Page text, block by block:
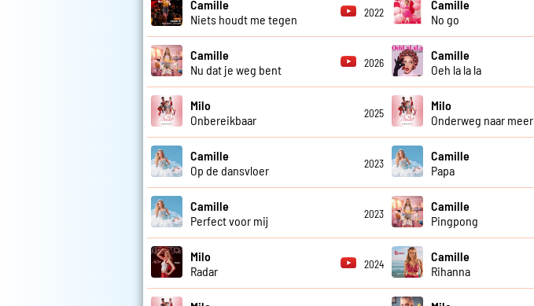
Camille
Niets houdt me tegen
2022
Camille
No go
Camille
Nu dat je weg bent
2026
Camille
Oeh la la la
Milo
Onbereikbaar
2025
Milo
Onderweg naar meer
Camille
Op de dansvloer
2023
Camille
Papa
Camille
Perfect voor mij
2023
Camille
Pingpong
Milo
Radar
2024
Camille
Rihanna